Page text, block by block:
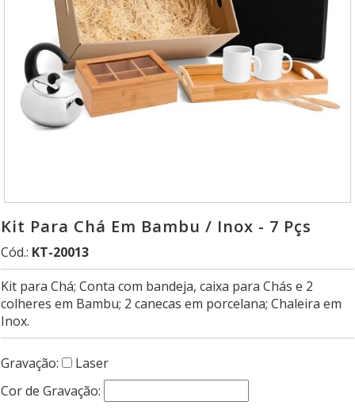
Kit Para Chá Em Bambu / Inox - 7 Pçs
Cód.: KT-20013
Kit para Chá; Conta com bandeja, caixa para Chás e 2
colheres em Bambu; 2 canecas em porcelana; Chaleira em
Inox.
Gravação:
Laser
Cor de Gravação: